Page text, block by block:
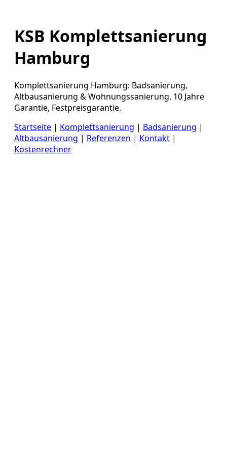
KSB Komplettsanierung
Hamburg
Komplettsanierung Hamburg: Badsanierung,
Altbausanierung & Wohnungssanierung. 10 Jahre
Garantie, Festpreisgarantie.
Startseite | Komplettsanierung | Badsanierung |
Altbausanierung | Referenzen | Kontakt |
Kostenrechner